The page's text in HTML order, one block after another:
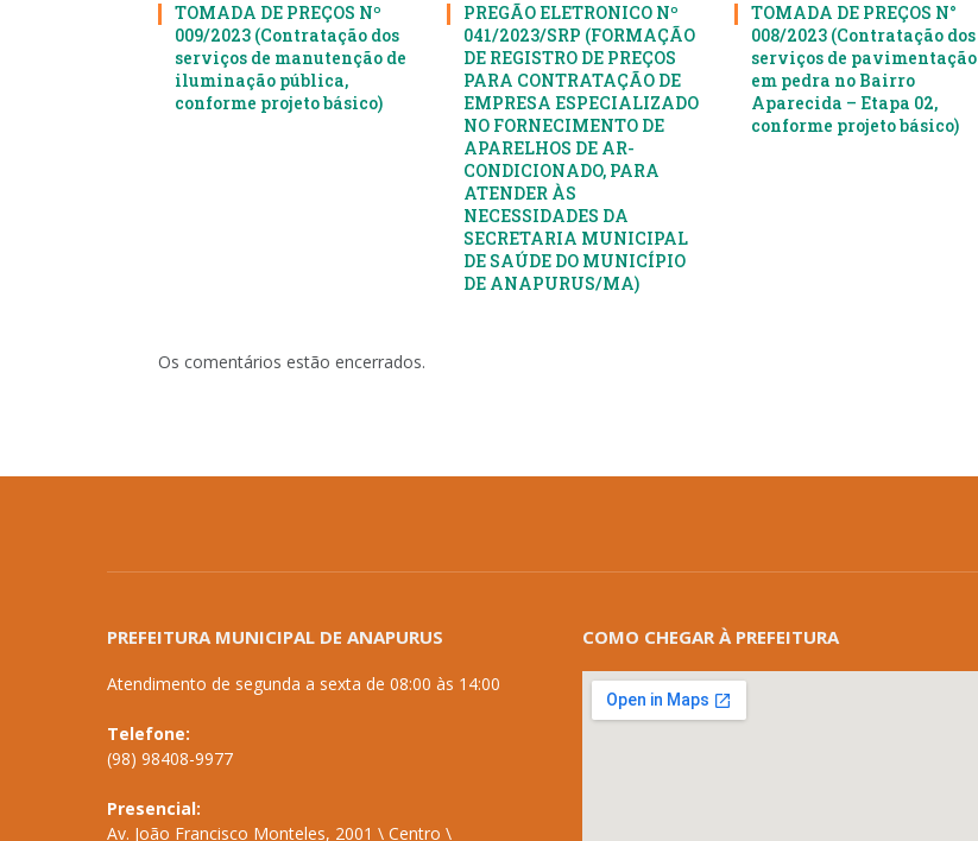
TOMADA DE PREÇOS Nº
009/2023 (Contratação dos
serviços de manutenção de
iluminação pública,
conforme projeto básico)
PREGÃO ELETRONICO Nº
041/2023/SRP (FORMAÇÃO
DE REGISTRO DE PREÇOS
PARA CONTRATAÇÃO DE
EMPRESA ESPECIALIZADO
NO FORNECIMENTO DE
APARELHOS DE AR-
CONDICIONADO, PARA
ATENDER ÀS
NECESSIDADES DA
SECRETARIA MUNICIPAL
DE SAÚDE DO MUNICÍPIO
DE ANAPURUS/MA)
TOMADA DE PREÇOS N°
008/2023 (Contratação dos
serviços de pavimentação
em pedra no Bairro
Aparecida – Etapa 02,
conforme projeto básico)
Os comentários estão encerrados.
PREFEITURA MUNICIPAL DE ANAPURUS
Atendimento de segunda a sexta de 08:00 às 14:00
Telefone:
(98) 98408-9977
Presencial:
Av. João Francisco Monteles, 2001 \ Centro \
COMO CHEGAR À PREFEITURA